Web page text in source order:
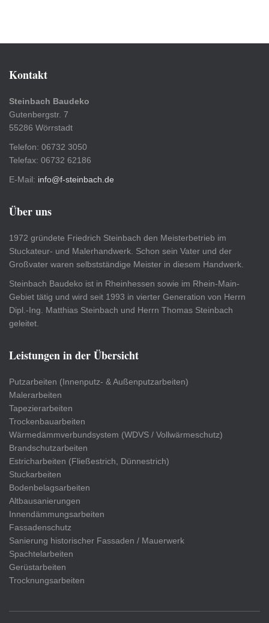
Kontakt
Steinbach Baudeko
Gutenbergstr. 7
55286 Wörrstadt
Telefon: 06732 3050
Telefax: 06732 62186
E-Mail: info@f-steinbach.de
Über uns
1972 gründete Friedrich Steinbach den Meisterbetrieb im
Stuckateur- und Malerhandwerk. Schon sein Vater und der
Großvater waren selbstständige Meister in diesem Handwerk.
Steinbach Baudeko ist in Rheinhessen sowie im Rhein-Main-
Gebiet tätig und wird seit 1993 in vierter Generation von Herrn
Dipl.-Ing. Matthias Steinbach und Herrn Thomas Steinbach
geleitet.
Leistungen in der Übersicht
Putzarbeiten (Innenputz- & Außenputzarbeiten)
Malerarbeiten
Tapezierarbeiten
Trockenbauarbeiten
Wärmedämmverbundsystem (WDVS / Vollwärmeschutz)
Brandschutzarbeiten
Estricharbeiten (Fließestrich, Dünnestrich)
Stuckarbeiten
Bodenbelagsarbeiten
Altbausanierungen
Innendämmungsarbeiten
Fassadenschutz
Sanierung historischer Fassaden / Mauerwerk
Spachtelarbeiten
Gerüstarbeiten
Trocknungsarbeiten